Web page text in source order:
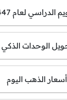
الدراسي لعام 1447
الوحدات الذكي
أسعار الذهب اليوم